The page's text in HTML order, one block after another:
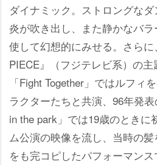
ダイナミック。ストロングな
炎が吹き出し、また静かなバ
使して幻想的にみせる。さら
PIECE』（フジテレビ系）の
「Fight Together」ではルフィ
ラクターたちと共演、96年発
in the park」では19歳のときに
ム公演の映像を流し、当時の
をも完コピしたパフォーマン